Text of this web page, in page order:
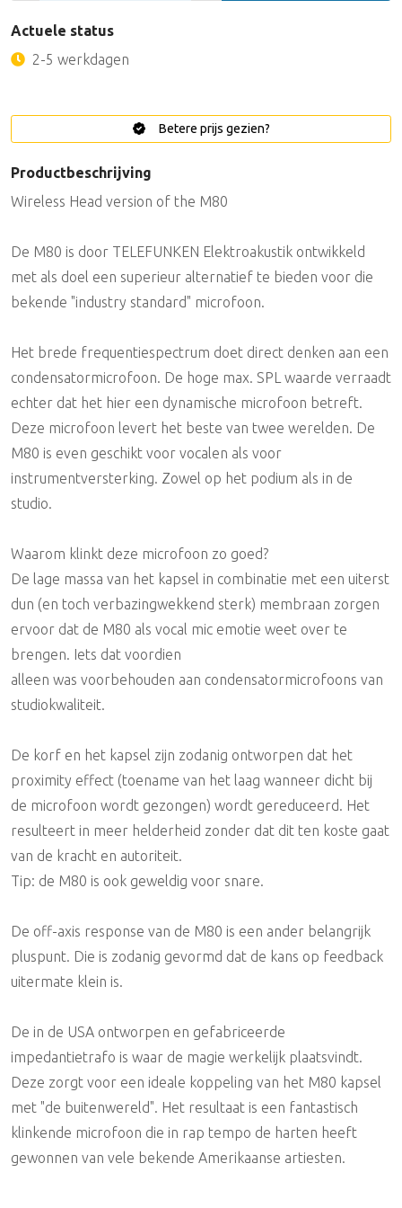
Actuele status
2-5 werkdagen
Betere prijs gezien?
Productbeschrijving
Wireless Head version of the M80
De M80 is door TELEFUNKEN Elektroakustik ontwikkeld
met als doel een superieur alternatief te bieden voor die
bekende "industry standard" microfoon.
Het brede frequentiespectrum doet direct denken aan een
condensatormicrofoon. De hoge max. SPL waarde verraadt
echter dat het hier een dynamische microfoon betreft.
Deze microfoon levert het beste van twee werelden. De
M80 is even geschikt voor vocalen als voor
instrumentversterking. Zowel op het podium als in de
studio.
Waarom klinkt deze microfoon zo goed?
De lage massa van het kapsel in combinatie met een uiterst
dun (en toch verbazingwekkend sterk) membraan zorgen
ervoor dat de M80 als vocal mic emotie weet over te
brengen. Iets dat voordien
alleen was voorbehouden aan condensatormicrofoons van
studiokwaliteit.
De korf en het kapsel zijn zodanig ontworpen dat het
proximity effect (toename van het laag wanneer dicht bij
de microfoon wordt gezongen) wordt gereduceerd. Het
resulteert in meer helderheid zonder dat dit ten koste gaat
van de kracht en autoriteit.
Tip: de M80 is ook geweldig voor snare.
De off-axis response van de M80 is een ander belangrijk
pluspunt. Die is zodanig gevormd dat de kans op feedback
uitermate klein is.
De in de USA ontworpen en gefabriceerde
impedantietrafo is waar de magie werkelijk plaatsvindt.
Deze zorgt voor een ideale koppeling van het M80 kapsel
met "de buitenwereld". Het resultaat is een fantastisch
klinkende microfoon die in rap tempo de harten heeft
gewonnen van vele bekende Amerikaanse artiesten.